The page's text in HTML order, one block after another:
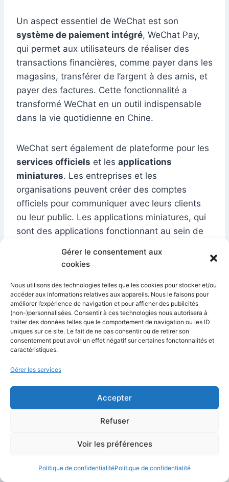
Gérer le consentement aux
cookies
Nous utilisons des technologies telles que les cookies pour stocker et/ou
accéder aux informations relatives aux appareils. Nous le faisons pour
améliorer l’expérience de navigation et pour afficher des publicités
(non-)personnalisées. Consentir à ces technologies nous autorisera à
traiter des données telles que le comportement de navigation ou les ID
uniques sur ce site. Le fait de ne pas consentir ou de retirer son
consentement peut avoir un effet négatif sur certaines fonctonnalités et
caractéristiques.
Gérer les services
Accepter
Refuser
Voir les préférences
Politique de confidentialitéPolitique de confidentialité
Un aspect essentiel de WeChat est son
système de paiement intégré, WeChat Pay,
qui permet aux utilisateurs de réaliser des
transactions financières, comme payer dans les
magasins, transférer de l’argent à des amis, et
payer des factures. Cette fonctionnalité a
transformé WeChat en un outil indispensable
dans la vie quotidienne en Chine.
WeChat sert également de plateforme pour les
services officiels et les applications
miniatures. Les entreprises et les
organisations peuvent créer des comptes
officiels pour communiquer avec leurs clients
ou leur public. Les applications miniatures, qui
sont des applications fonctionnant au sein de
à une variété de services sans quitter
En termes demarketing et de commerce
électronique, WeChat offre un terrain fertile.
Les marques utilisent la plateforme pour
engager leur audience, promouvoir des
mini-programmes.
Cependant, comme d’autres plateformes en
Chine, WeChat est soumis à la
influence le type de contenu et les